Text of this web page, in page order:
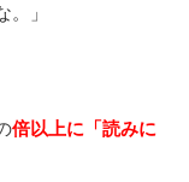
。」
倍以上に「読みに